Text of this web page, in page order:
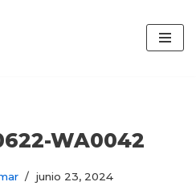
WA0042
junio 23, 2024